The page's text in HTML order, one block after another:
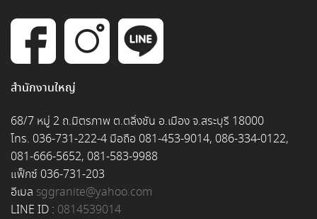
สำนักงานใหญ่
68/7 หมู่ 2 ถ.มิตรภาพ ต.ตลิ่งชัน อ.เมือง จ.สระบุรี 18000
โทร. 036-731-222-4 มือถือ 081-453-9014, 086-334-0122,
081-666-5652, 081-583-9988
แฟ็กซ์ 036-731-203
อีเมล sggranite@yahoo.com
LINE ID : 0814539014